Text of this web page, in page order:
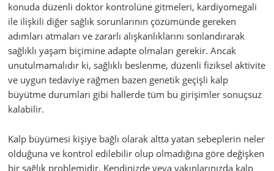
konuda düzenli doktor kontrolüne gitmeleri, kardiyomegali
ile ilişkili diğer sağlık sorunlarının çözümünde gereken
adımları atmaları ve zararlı alışkanlıklarını sonlandırarak
sağlıklı yaşam biçimine adapte olmaları gerekir. Ancak
unutulmamalıdır ki, sağlıklı beslenme, düzenli fiziksel aktivite
ve uygun tedaviye rağmen bazen genetik geçişli kalp
büyütme durumları gibi hallerde tüm bu girişimler sonuçsuz
kalabilir.
Kalp büyümesi kişiye bağlı olarak altta yatan sebeplerin neler
olduğuna ve kontrol edilebilir olup olmadığına göre değişken
bir sağlık problemidir. Kendinizde veya yakınlarınızda kalp